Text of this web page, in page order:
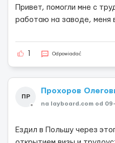
Привет, помогли мне с
работаю на заводе, меня
Odpowiadać
ПР
Прохоров
na layboard.com od
Ездил в Польшу через